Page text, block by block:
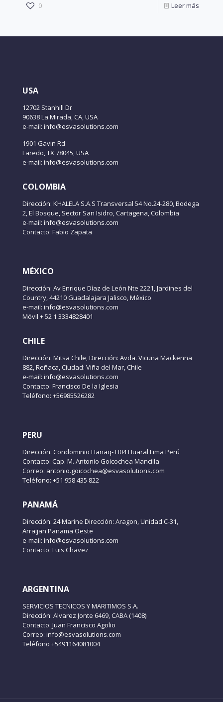
0 Leer más
USA
12702 Stanhill Dr
90638 La Mirada, CA, USA
e-mail: info@esvasolutions.com
1901 Gavin Rd
Laredo, TX 78045, USA
e-mail: info@esvasolutions.com
COLOMBIA
Dirección: KHALELA S.A.S Transversal 54 No.24-280, Bodega
2, El Bosque, Sector San Isidro, Cartagena, Colombia
e-mail: info@esvasolutions.com
Contacto: Fabio Zapata
MÉXICO
Dirección: Av Enrique Díaz de León Nte 2221, Jardines del
Country, 44210 Guadalajara Jalisco, México
e-mail: info@esvasolutions.com
Móvil + 52 1 3334828401
CHILE
Dirección: Mitsa Chile, Dirección: Avda. Vicuña Mackenna
882, Reñaca, Ciudad: Viña del Mar, Chile
e-mail: info@esvasolutions.com
Contacto: Francisco De la Iglesia
Teléfono: +56985526282
PERU
Dirección: Condominio Hanaq- H04 Huaral Lima Perú
Contacto: Cap. M. Antonio Goicochea Mancilla
Correo: antonio.goicochea@esvasolutions.com
Teléfono: +51 958 435 822
PANAMÁ
Dirección: 24 Marine Dirección: Aragon, Unidad C-31,
Arraijan Panama Oeste
e-mail: info@esvasolutions.com
Contacto: Luis Chavez
ARGENTINA
SERVICIOS TECNICOS Y MARITIMOS S.A.
Dirección: Alvarez Jonte 6469, CABA (1408)
Contacto: Juan Francisco Agolio
Correo: info@esvasolutions.com
Teléfono +5491164081004